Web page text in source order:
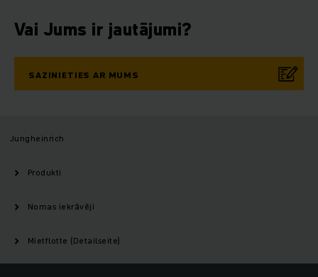
Vai Jums ir jautājumi?
SAZINIETIES AR MUMS
Jungheinrich
Produkti
Nomas iekrāvēji
Mietflotte (Detailseite)